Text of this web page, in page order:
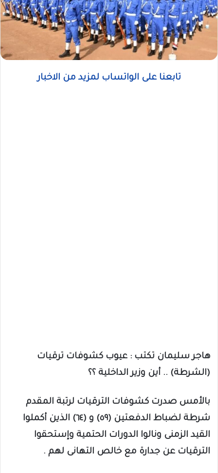
تابعنا على الواتساب لمزيد من الاخبار
هاجر سليمان تكتب : عيوب كشوفات ترقيات
(الشرطة) .. أين وزير الداخلية ؟؟
بالأمس صدرت كشوفات الترقيات لرتبة المقدم
شرطة لضباط الدفعتين (٥٩) و (٦٤) الذين أكملوا
القيد الزمنى ونالوا الدورات الحتمية وإستحقوا
الترقيات عن جدارة مع خالص التهانى لهم .